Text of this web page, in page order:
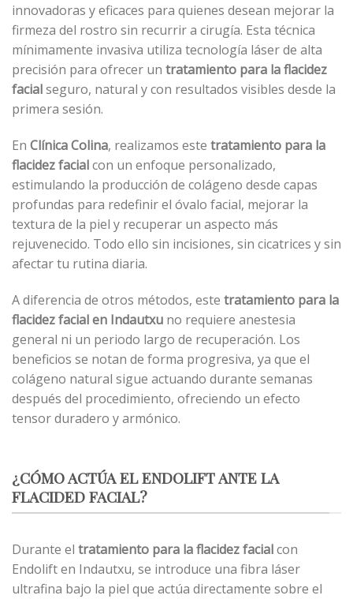
innovadoras y eficaces para quienes desean mejorar la
firmeza del rostro sin recurrir a cirugía. Esta técnica
mínimamente invasiva utiliza tecnología láser de alta
precisión para ofrecer un tratamiento para la flacidez
facialseguro, natural y con resultados visibles desde la
primera sesión.
En Clínica Colina, realizamos este tratamiento para la
flacidez facialcon un enfoque personalizado,
estimulando la producción de colágeno desde capas
profundas para redefinir el óvalo facial, mejorar la
textura de la piel y recuperar un aspecto más
rejuvenecido. Todo ello sin incisiones, sin cicatrices y sin
afectar tu rutina diaria.
A diferencia de otros métodos, este tratamiento para la
flacidez facial en Indautxu no requiere anestesia
general ni un periodo largo de recuperación. Los
beneficios se notan de forma progresiva, ya que el
colágeno natural sigue actuando durante semanas
después del procedimiento, ofreciendo un efecto
tensor duradero y armónico.
¿CÓMO ACTÚA EL ENDOLIFT ANTE LA
FLACIDED FACIAL?
Durante el tratamiento para la flacidez facialcon
Endolift en Indautxu, se introduce una fibra láser
ultrafina bajo la piel que actúa directamente sobre el